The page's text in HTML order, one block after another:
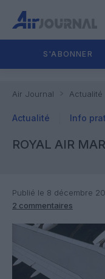
S'ABONNER
Air Journal Actualité
Actualité Info
ROYAL AIR
Publié le 8 décembre
2 commentaires